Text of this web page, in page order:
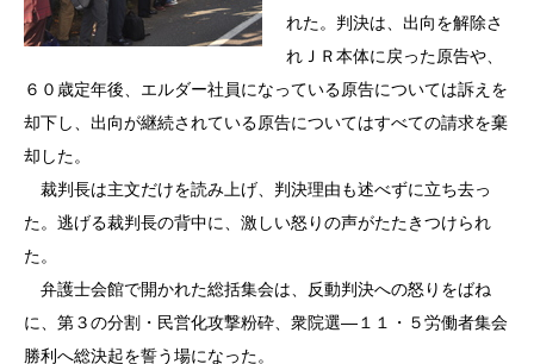
れた。判決は、出向を解除さ
れＪＲ本体に戻った原告や、
６０歳定年後、エルダー社員になっている原告については訴えを
却下し、出向が継続されている原告についてはすべての請求を棄
却した。
裁判長は主文だけを読み上げ、判決理由も述べずに立ち去っ
た。逃げる裁判長の背中に、激しい怒りの声がたたきつけられ
た。
弁護士会館で開かれた総括集会は、反動判決への怒りをばね
に、第３の分割・民営化攻撃粉砕、衆院選―１１・５労働者集会
勝利へ総決起を誓う場になった。